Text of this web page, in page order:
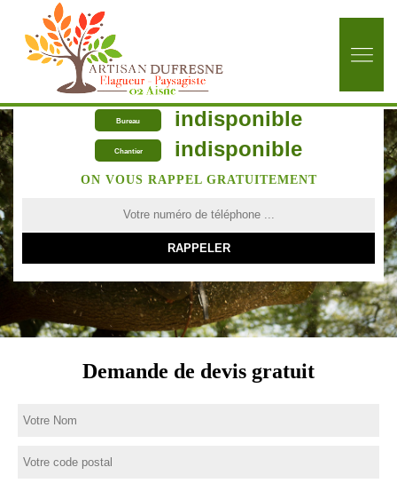
Bureau indisponible
Chantier indisponible
ON VOUS RAPPEL GRATUITEMENT
Demande de devis gratuit